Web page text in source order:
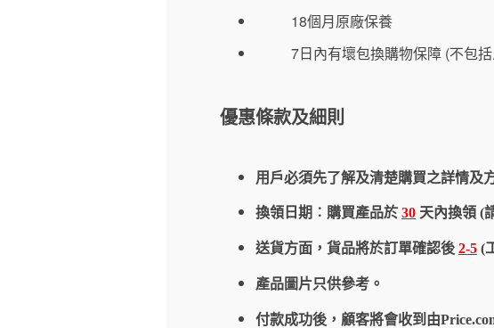
18個月原廠保養
7日內有壞包換購物保障 (不包
優惠條款及細則
用戶必須先了解及清楚購買之詳情及
換領日期︰購買產品於 30 天內換領 (
送貨方面，貨品將於訂單確認後 2-5 (
產品圖片只供參考。
付款成功後，顧客將會收到由